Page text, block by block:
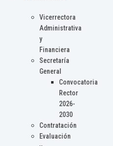
Vicerrectora
Administrativa
y
Financiera
Secretaría
General
Convocatoria
Rector
2026-
2030
Contratación
Evaluación